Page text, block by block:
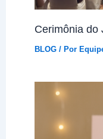
Cerimônia do
BLOG / Por